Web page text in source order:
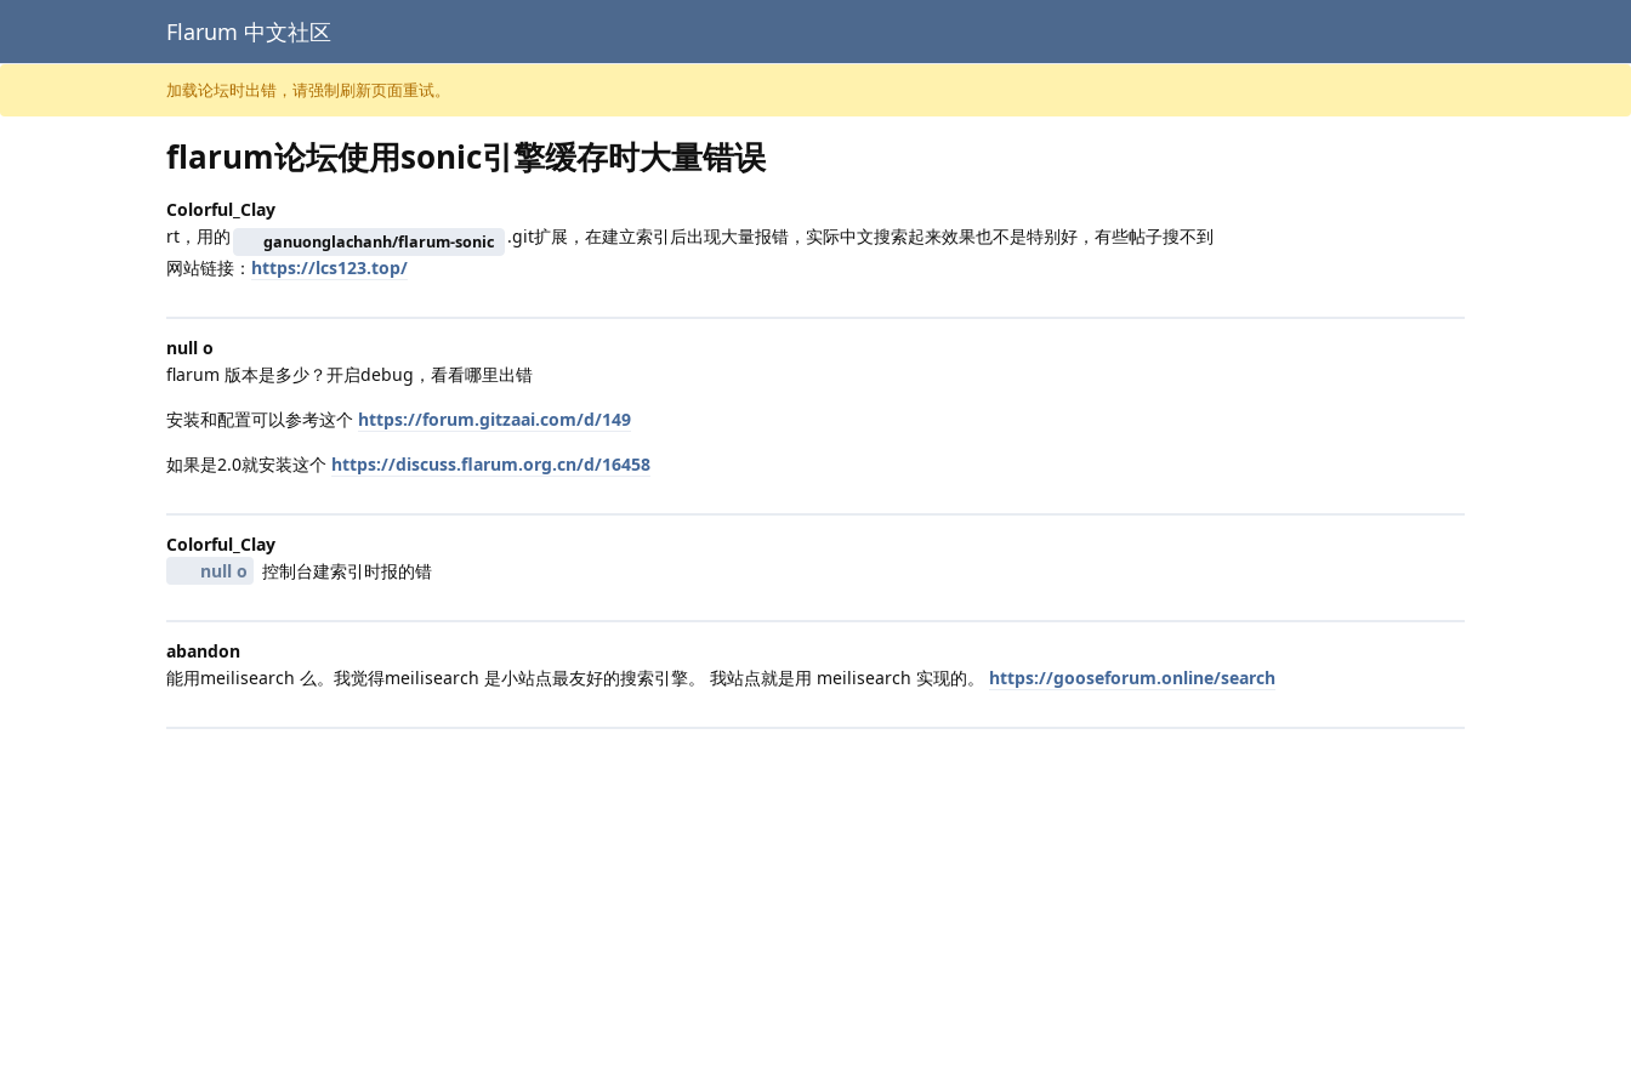
跳至内容
Flarum 中文社区
加载论坛时出错，请强制刷新页面重试。
flarum论坛使用sonic引擎缓存时大量错误
Colorful_Clay
rt，用的
ganuonglachanh/flarum-sonic
.git扩展，在建立索引后出现大量报错，实际中文搜索起来效果也不是特别好，有些帖子搜不到
网站链接： https://lcs123.top/
null o
flarum 版本是多少？开启debug，看看哪里出错
安装和配置可以参考这个 https://forum.gitzaai.com/d/149
如果是2.0就安装这个 https://discuss.flarum.org.cn/d/16458
Colorful_Clay
null o
控制台建索引时报的错
abandon
能用meilisearch 么。我觉得meilisearch 是小站点最友好的搜索引擎。 我站点就是用 meilisearch 实现的。 https://gooseforum.online/search